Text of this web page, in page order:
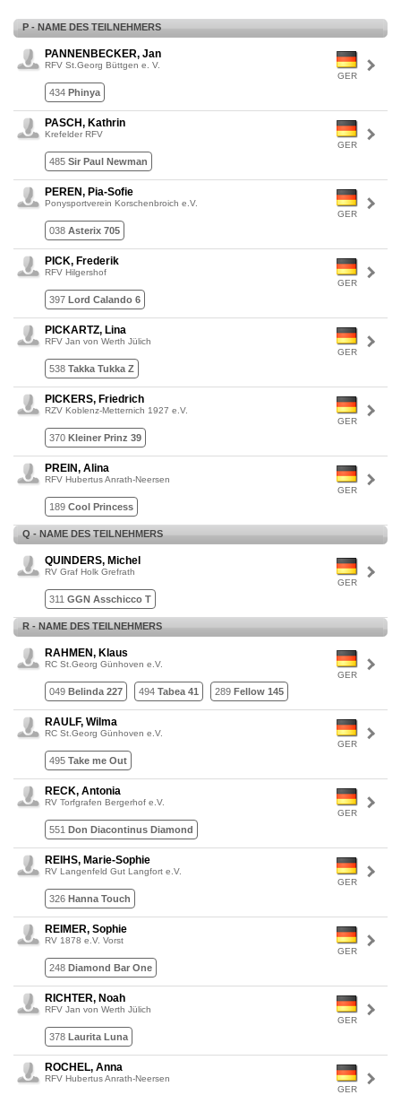
P - NAME DES TEILNEHMERS
GER
PANNENBECKER, Jan
RFV St.Georg Büttgen e. V.
434 Phinya
GER
PASCH, Kathrin
Krefelder RFV
485 Sir Paul Newman
GER
PEREN, Pia-Sofie
Ponysportverein Korschenbroich e.V.
038 Asterix 705
GER
PICK, Frederik
RFV Hilgershof
397 Lord Calando 6
GER
PICKARTZ, Lina
RFV Jan von Werth Jülich
538 Takka Tukka Z
GER
PICKERS, Friedrich
RZV Koblenz-Metternich 1927 e.V.
370 Kleiner Prinz 39
GER
PREIN, Alina
RFV Hubertus Anrath-Neersen
189 Cool Princess
Q - NAME DES TEILNEHMERS
GER
QUINDERS, Michel
RV Graf Holk Grefrath
311 GGN Asschicco T
R - NAME DES TEILNEHMERS
GER
RAHMEN, Klaus
RC St.Georg Günhoven e.V.
049 Belinda 227 494 Tabea 41 289 Fellow 145
GER
RAULF, Wilma
RC St.Georg Günhoven e.V.
495 Take me Out
GER
RECK, Antonia
RV Torfgrafen Bergerhof e.V.
551 Don Diacontinus Diamond
GER
REIHS, Marie-Sophie
RV Langenfeld Gut Langfort e.V.
326 Hanna Touch
GER
REIMER, Sophie
RV 1878 e.V. Vorst
248 Diamond Bar One
GER
RICHTER, Noah
RFV Jan von Werth Jülich
378 Laurita Luna
GER
ROCHEL, Anna
RFV Hubertus Anrath-Neersen